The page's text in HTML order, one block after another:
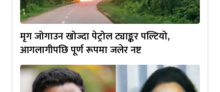
मृग जोगाउन खोज्दा पेट्रोल ट्याङ्कर पल्टियो,
आगलागीपछि पूर्ण रूपमा जलेर नष्ट